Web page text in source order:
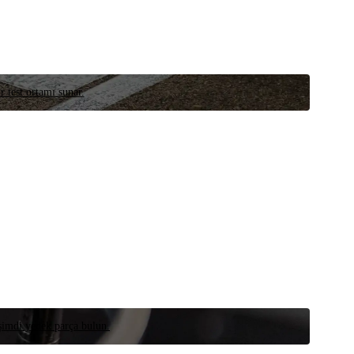
test ortamı sunar.
yedek parça bulun.